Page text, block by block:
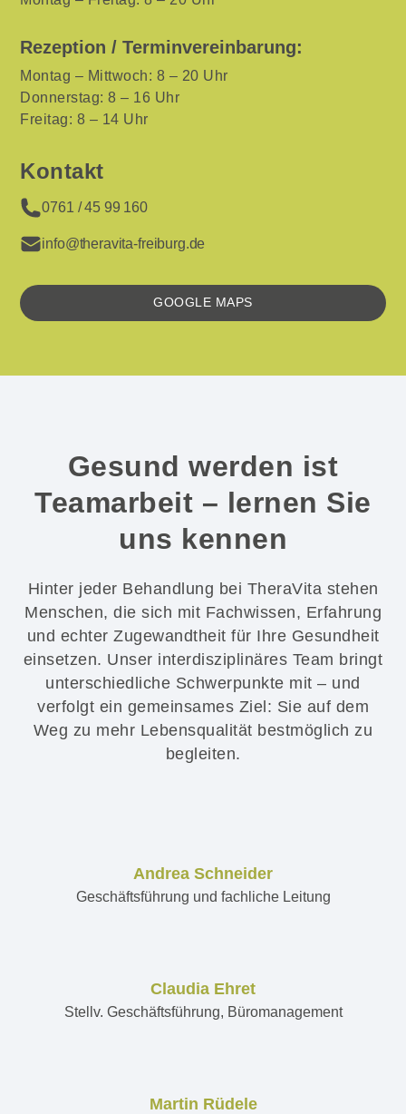
Rezeption / Terminvereinbarung:
Montag – Mittwoch: 8 – 20 Uhr
Donnerstag: 8 – 16 Uhr
Freitag: 8 – 14 Uhr
Kontakt
0761 / 45 99 160
info@theravita-freiburg.de
GOOGLE MAPS
KARTE
Gesund werden ist
Teamarbeit – lernen Sie
uns kennen
Hinter jeder Behandlung bei TheraVita stehen
Menschen, die sich mit Fachwissen, Erfahrung
und echter Zugewandtheit für Ihre Gesundheit
einsetzen. Unser interdisziplinäres Team bringt
unterschiedliche Schwerpunkte mit – und
verfolgt ein gemeinsames Ziel: Sie auf dem
Weg zu mehr Lebensqualität bestmöglich zu
begleiten.
Andrea Schneider
Geschäftsführung und fachliche Leitung
Claudia Ehret
Stellv. Geschäftsführung, Büromanagement
Martin Rüdele